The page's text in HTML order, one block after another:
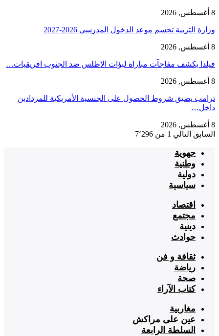
8 أغسطس, 2026
وزارة التربية تحسم موعد الدخول المدرسي 2026-2027
8 أغسطس, 2026
فيلدا يكشف مفاجآت مباراة لبؤات الاطلس ضد الجنوب افريقيات…
8 أغسطس, 2026
ترامب يضيق شروط الحصول على الجنسية الأمريكية للمزدادين
داخل…
8 أغسطس, 2026
السابق التالي 1 من 7٬296
جهوية
وطنية
دولية
سياسية
اقتصاد
مجتمع
دينية
حوادث
ثقافة و فن
رياضة
صحة
كتاب الآراء
مغاربية
عين على مراكش
السلطة الرابعة